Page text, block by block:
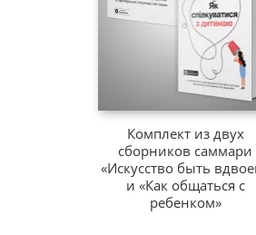
Комплект из двух
сборников саммари
«Искусство быть
и «Как общаться с
ребенком»